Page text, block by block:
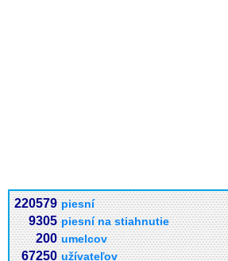
220579 piesní
9305 piesní na stiahnutie
200 umelcov
67250 užívateľov